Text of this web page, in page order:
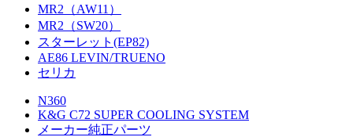
MR2（AW11）
MR2（SW20）
スターレット(EP82)
AE86 LEVIN/TRUENO
セリカ
N360
K&G C72 SUPER COOLING SYSTEM
メーカー純正パーツ